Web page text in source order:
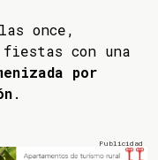
once,
con una
por
.